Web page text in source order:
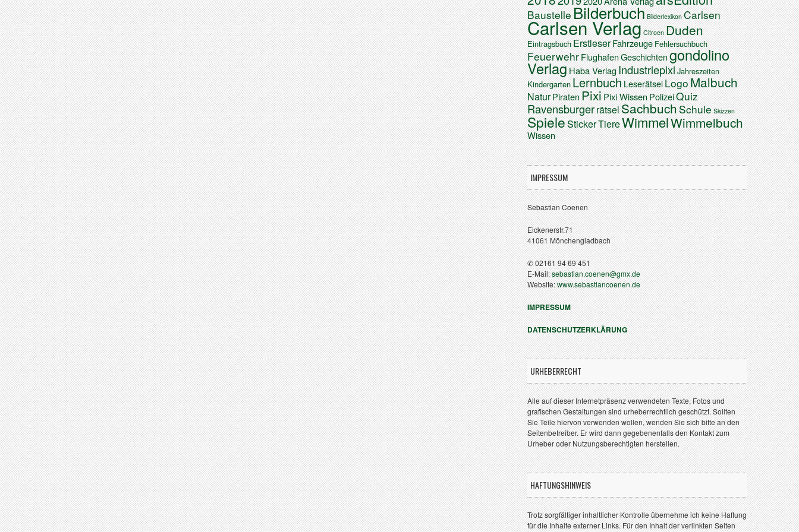
BaustelleBilderbuch Bilderlexikon Carlsen
Carlsen Verlag Citroen Duden
EintragsbuchErstleserFahrzeugeFehlersuchbuch
FeuerwehrFlughafenGeschichtengondolino
VerlagHaba VerlagIndustriepixiJahreszeiten
KindergartenLernbuchLeserätselLogoMalbuch
NaturPiratenPixiPixi WissenPolizeiQuiz
RavensburgerrätselSachbuchSchule Skizzen
SpieleStickerTiereWimmelWimmelbuch
Wissen
IMPRESSUM
Sebastian Coenen
Eickenerstr.71
41061 Mönchengladbach
✆ 02161 94 69 451
E-Mail:sebastian.coenen@gmx.de
Website:www.sebastiancoenen.de
IMPRESSUM
DATENSCHUTZERKLÄRUNG
URHEBERRECHT
Alle auf dieser Internetpräsenz verwendeten Texte, Fotos und
grafischen Gestaltungen sind urheberrechtlich geschützt. Sollten
Sie Teile hiervon verwenden wollen, wenden Sie sich bitte an den
Seitenbetreiber. Er wird dann gegebenenfalls den Kontakt zum
Urheber oder Nutzungsberechtigten herstellen.
HAFTUNGSHINWEIS
Trotz sorgfältiger inhaltlicher Kontrolle übernehme ich keine Haftung
für die Inhalte externer Links. Für den Inhalt der verlinkten Seiten